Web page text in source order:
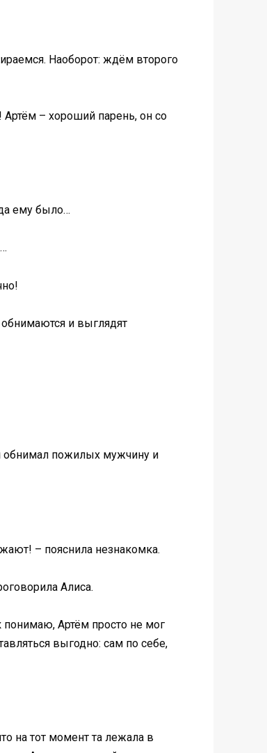
Наоборот: ждём второго
– хороший парень, он со
ему было…
и выглядят
обнимал пожилых мужчину и
– пояснила незнакомка.
Алиса.
понимаю, Артём просто не мог
выгодно: сам по себе,
на тот момент та лежала в